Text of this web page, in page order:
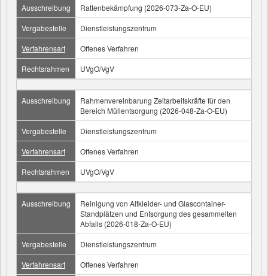
Ausschreibung
Rattenbekämpfung (2026-073-Za-O-EU)
Vergabestelle
Dienstleistungszentrum
Verfahrensart
Offenes Verfahren
Rechtsrahmen
UVgO/VgV
Ausschreibung
Rahmenvereinbarung Zeitarbeitskräfte für den
Bereich Müllentsorgung (2026-048-Za-O-EU)
Vergabestelle
Dienstleistungszentrum
Verfahrensart
Offenes Verfahren
Rechtsrahmen
UVgO/VgV
Ausschreibung
Reinigung von Altkleider- und Glascontainer-
Standplätzen und Entsorgung des gesammelten
Abfalls (2026-018-Za-O-EU)
Vergabestelle
Dienstleistungszentrum
Verfahrensart
Offenes Verfahren